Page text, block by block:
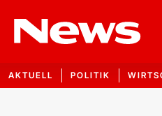
AKTUELL POLITIK